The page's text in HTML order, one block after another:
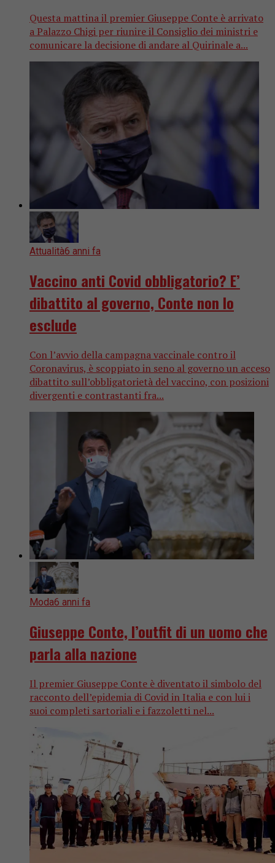
Questa mattina il premier Giuseppe Conte è arrivato
a Palazzo Chigi per riunire il Consiglio dei ministri e
comunicare la decisione di andare al Quirinale a...
Attualità6 anni fa
Vaccino anti Covid obbligatorio? E’
dibattito al governo, Conte non lo
esclude
Con l’avvio della campagna vaccinale contro il
Coronavirus, è scoppiato in seno al governo un acceso
dibattito sull’obbligatorietà del vaccino, con posizioni
divergenti e contrastanti fra...
Moda6 anni fa
Giuseppe Conte, l’outfit di un uomo che
parla alla nazione
Il premier Giuseppe Conte è diventato il simbolo del
racconto dell’epidemia di Covid in Italia e con lui i
suoi completi sartoriali e i fazzoletti nel...